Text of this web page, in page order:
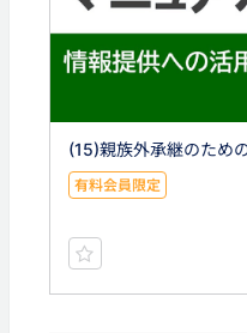
(15)親族外承継のため
有料会員限定